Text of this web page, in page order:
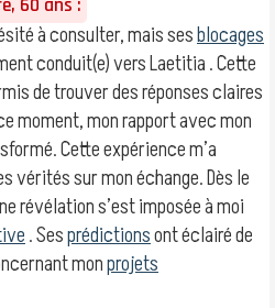
60 ans :
à consulter, mais sesblocages
conduit(e) vers Laetitia . Cette
de trouver des réponses claires
moment, mon rapport avec mon
Cette expérience m’a
vérités sur mon échange. Dès le
révélation s’est imposée à moi
. Sesprédictionsont éclairé de
monprojets